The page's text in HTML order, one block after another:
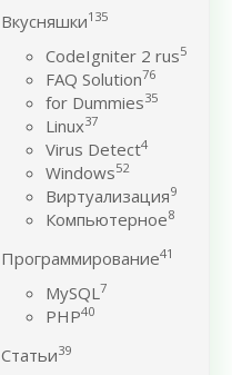
Вкусняшки135
CodeIgniter 2 rus5
FAQ Solution76
for Dummies35
Linux37
Virus Detect4
Windows52
Виртуализация9
Компьютерное8
Программирование41
MySQL7
PHP40
Статьи39